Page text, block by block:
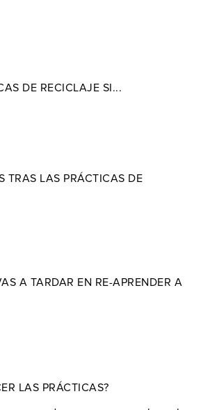
DE RECICLAJE SI...
TRAS LAS PRÁCTICAS DE
A TARDAR EN RE-APRENDER A
LAS PRÁCTICAS?